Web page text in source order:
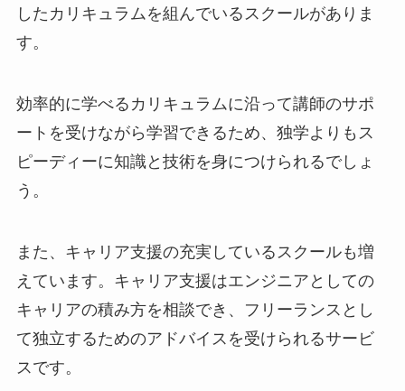
したカリキュラムを組んでいるスクールがありま
す。
効率的に学べるカリキュラムに沿って講師のサポ
ートを受けながら学習できるため、独学よりもス
ピーディーに知識と技術を身につけられるでしょ
う。
また、キャリア支援の充実しているスクールも増
えています。キャリア支援はエンジニアとしての
キャリアの積み方を相談でき、フリーランスとし
て独立するためのアドバイスを受けられるサービ
スです。